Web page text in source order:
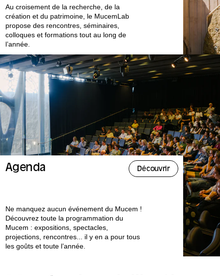
Au croisement de la recherche, de la
création et du patrimoine, le MucemLab
propose des rencontres, séminaires,
colloques et formations tout au long de
l’année.
Agenda Découvrir
Ne manquez aucun événement du Mucem !
Découvrez toute la programmation du
Mucem : expositions, spectacles,
projections, rencontres... il y en a pour tous
les goûts et toute l’année.